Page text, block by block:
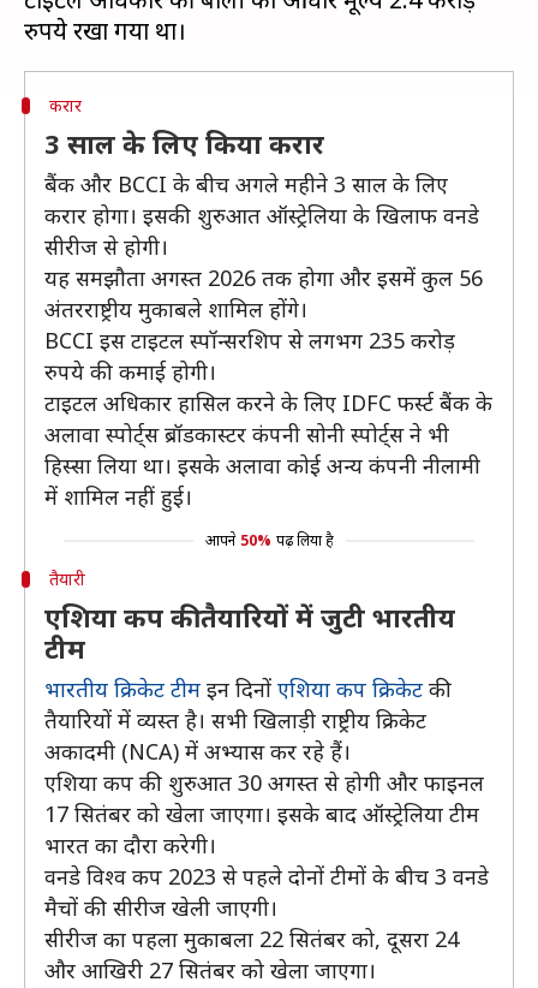
करार
3 साल के लिए किया करार
बैंक और BCCI के बीच अगले महीने 3 साल के लिए
करार होगा। इसकी शुरुआत ऑस्ट्रेलिया के खिलाफ वनडे
सीरीज से होगी।
यह समझौता अगस्त 2026 तक होगा और इसमें कुल 56
अंतरराष्ट्रीय मुकाबले शामिल होंगे।
BCCI इस टाइटल स्पॉन्सरशिप से लगभग 235 करोड़
रुपये की कमाई होगी।
टाइटल अधिकार हासिल करने के लिए IDFC फर्स्ट बैंक के
अलावा स्पोर्ट्स ब्रॉडकास्टर कंपनी सोनी स्पोर्ट्स ने भी
हिस्सा लिया था। इसके अलावा कोई अन्य कंपनी नीलामी
में शामिल नहीं हुई।
आपने 50% पढ़ लिया है
तैयारी
एशिया कप की तैयारियों में जुटी भारतीय
टीम
भारतीय क्रिकेट टीम इन दिनों एशिया कप क्रिकेट की
तैयारियों में व्यस्त है। सभी खिलाड़ी राष्ट्रीय क्रिकेट
अकादमी (NCA) में अभ्यास कर रहे हैं।
एशिया कप की शुरुआत 30 अगस्त से होगी और फाइनल
17 सितंबर को खेला जाएगा। इसके बाद ऑस्ट्रेलिया टीम
भारत का दौरा करेगी।
वनडे विश्व कप 2023 से पहले दोनों टीमों के बीच 3 वनडे
मैचों की सीरीज खेली जाएगी।
सीरीज का पहला मुकाबला 22 सितंबर को, दूसरा 24
और आखिरी 27 सितंबर को खेला जाएगा।